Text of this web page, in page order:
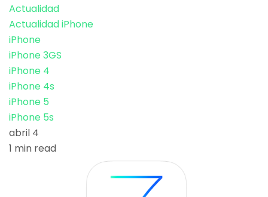
Actualidad
Actualidad iPhone
iPhone
iPhone 3GS
iPhone 4
iPhone 4s
iPhone 5
iPhone 5s
abril 4
1 min read